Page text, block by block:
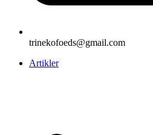
trinekofoeds@gmail.com
Artikler